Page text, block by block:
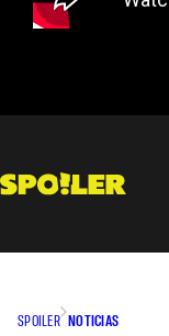
SPOILER NOTICIAS